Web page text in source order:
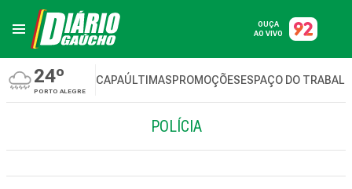
OUÇA
AO VIVO
24º
PORTO ALEGRE
CAPAÚLTIMASPROMOÇÕESESPAÇO DO
POLÍCIA